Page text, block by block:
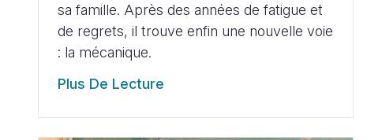
sa famille. Après des années de fatigue et
de regrets, il trouve enfin une nouvelle voie
: la mécanique.
Plus De Lecture